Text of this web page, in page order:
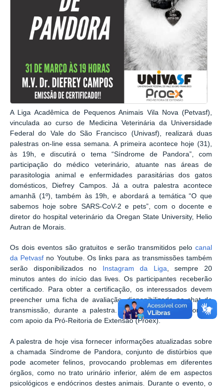
A Liga Acadêmica de Pequenos Animais Vila Nova (Petvasf),
vinculada ao curso de Medicina Veterinária da Universidade
Federal do Vale do São Francisco (Univasf), realizará duas
palestras on-line essa semana. A primeira acontece hoje (31),
às 19h, e discutirá o tema “Síndrome de Pandora”, com
participação do médico veterinário, atuante nas áreas de
parasitologia animal e enfermidades parasitárias dos gatos
domésticos, Diefrey Campos. Já a outra palestra acontece
amanhã (1º), também às 19h, e abordará a temática “O que
sabemos hoje sobre SARS-CoV-2 e pets”, com o docente e
diretor do hospital veterinário da Oregan State University, Helio
Autran de Morais.
Os dois eventos são gratuitos e serão transmitidos pelo canal
da Petvasf no Youtube. Os links para as transmissões também
serão disponibilizados no
Instagram da Liga, sempre 20
minutos antes do início das lives. Os participantes receberão
certificado. Para obter a certificação, os interessados devem
preencher uma ficha de avaliação, disponibilizada no chat da
transmissão, durante a palestra. As lives do Petvasf contam
com apoio da Pró-Reitoria de Extensão (Proex).
A palestra de hoje visa fornecer informações atualizadas sobre
a chamada Síndrome de Pandora, conjunto de distúrbios que
pode acometer felinos, provocando problemas em diferentes
órgãos, como no trato urinário inferior, além de em aspectos
psicológicos e endócrinos destes animais. Durante o evento, o